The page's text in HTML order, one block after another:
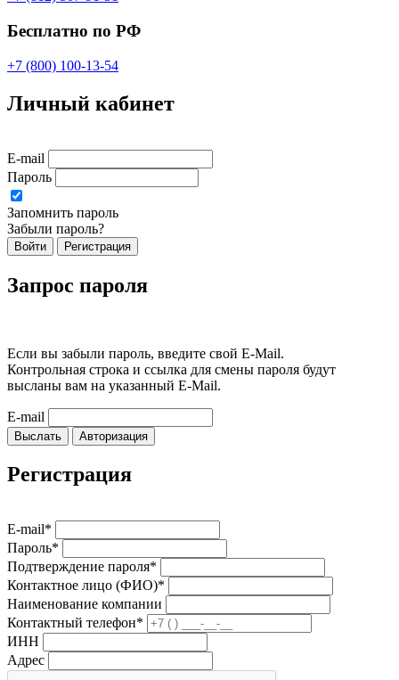
Бесплатно по РФ
+7 (800) 100-13-54
Личный кабинет
E-mail
Пароль
Запомнить пароль
Забыли пароль?
Войти Регистрация
Запрос пароля
Если вы забыли пароль, введите свой E-Mail.
Контрольная строка и ссылка для смены пароля будут
высланы вам на указанный E-Mail.
E-mail
Выслать Авторизация
Регистрация
E-mail*
Пароль*
Подтверждение пароля*
Контактное лицо (ФИО)*
Наименование компании
Контактный телефон*
ИНН
Адрес